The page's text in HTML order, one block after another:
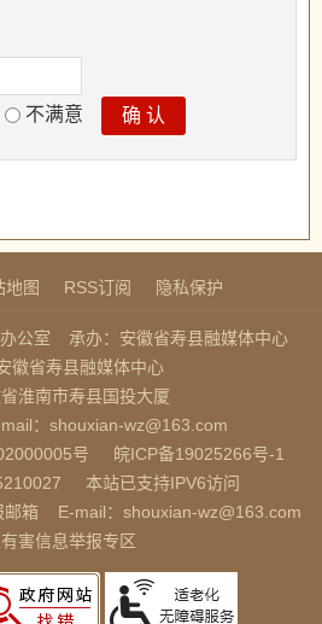
不满意
地图 RSS订阅 隐私保护
公室
承办：安徽省寿县融媒体中心
徽省寿县融媒体中心
淮南市寿县国投大厦
：shouxian-wz@163.com
号
皖ICP备19025266号-1
本站已支持IPV6访问
邮箱
E-mail：shouxian-wz@163.com
害信息举报专区